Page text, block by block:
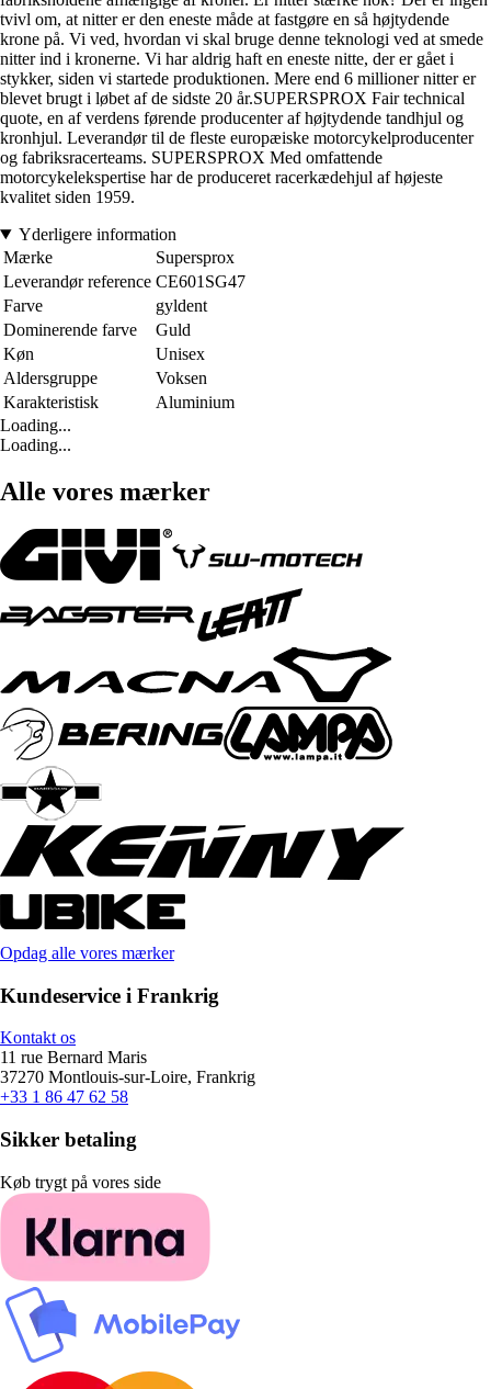
tvivl om, at nitter er den eneste måde at fastgøre en så højtydende
krone på. Vi ved, hvordan vi skal bruge denne teknologi ved at smede
nitter ind i kronerne. Vi har aldrig haft en eneste nitte, der er gået i
stykker, siden vi startede produktionen. Mere end 6 millioner nitter er
blevet brugt i løbet af de sidste 20 år.SUPERSPROX Fair technical
quote, en af verdens førende producenter af højtydende tandhjul og
kronhjul. Leverandør til de fleste europæiske motorcykelproducenter
og fabriksracerteams. SUPERSPROX Med omfattende
motorcykelekspertise har de produceret racerkædehjul af højeste
kvalitet siden 1959.
Yderligere information
Mærke
Supersprox
Leverandør reference CE601SG47
Farve
gyldent
Dominerende farve
Guld
Køn
Unisex
Aldersgruppe
Voksen
Karakteristisk
Aluminium
Loading...
Loading...
Alle vores mærker
Opdag alle vores mærker
Kundeservice i Frankrig
Kontakt os
11 rue Bernard Maris
37270 Montlouis-sur-Loire, Frankrig
+33 1 86 47 62 58
Sikker betaling
Køb trygt på vores side